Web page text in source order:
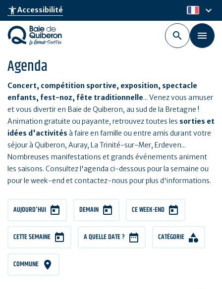
Aller
au
contenu
principal
accessibility_newAccessibilité fr
keyboard_arrow_down
Agenda
Concert, compétition sportive, exposition, spectacle
enfants, fest-noz, fête traditionnelle... Venez vous amuser
et vous divertir en Baie de Quiberon, au sud de la Bretagne !
Animation gratuite ou payante, retrouvez toutes les sorties et
idées d'activités à faire en famille ou entre amis durant votre
séjour à Quiberon, Auray, La Trinité-sur-Mer, Erdeven...
Nombreuses manifestations et grands événements animent
les saisons. Consultez l'agenda ci-dessous pour la semaine ou
pour le week-end et contactez-nous pour plus d'informations.
AUJOURD'HUI DEMAIN CE WEEK-END
CETTE SEMAINE A QUELLE DATE ? CATÉGORIE
COMMUNE